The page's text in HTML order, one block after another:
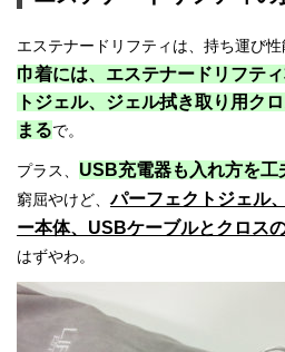
エステナードリフティは、持ち運び性
巾着には、エステナードリフテ
トジェル、ジェル拭き取り用ク
まるで。
プラス、 USB充電器も入れ方を工
窮屈やけど、パーフェクトジェル
ー本体、USBケーブルとクロス
はずやわ。